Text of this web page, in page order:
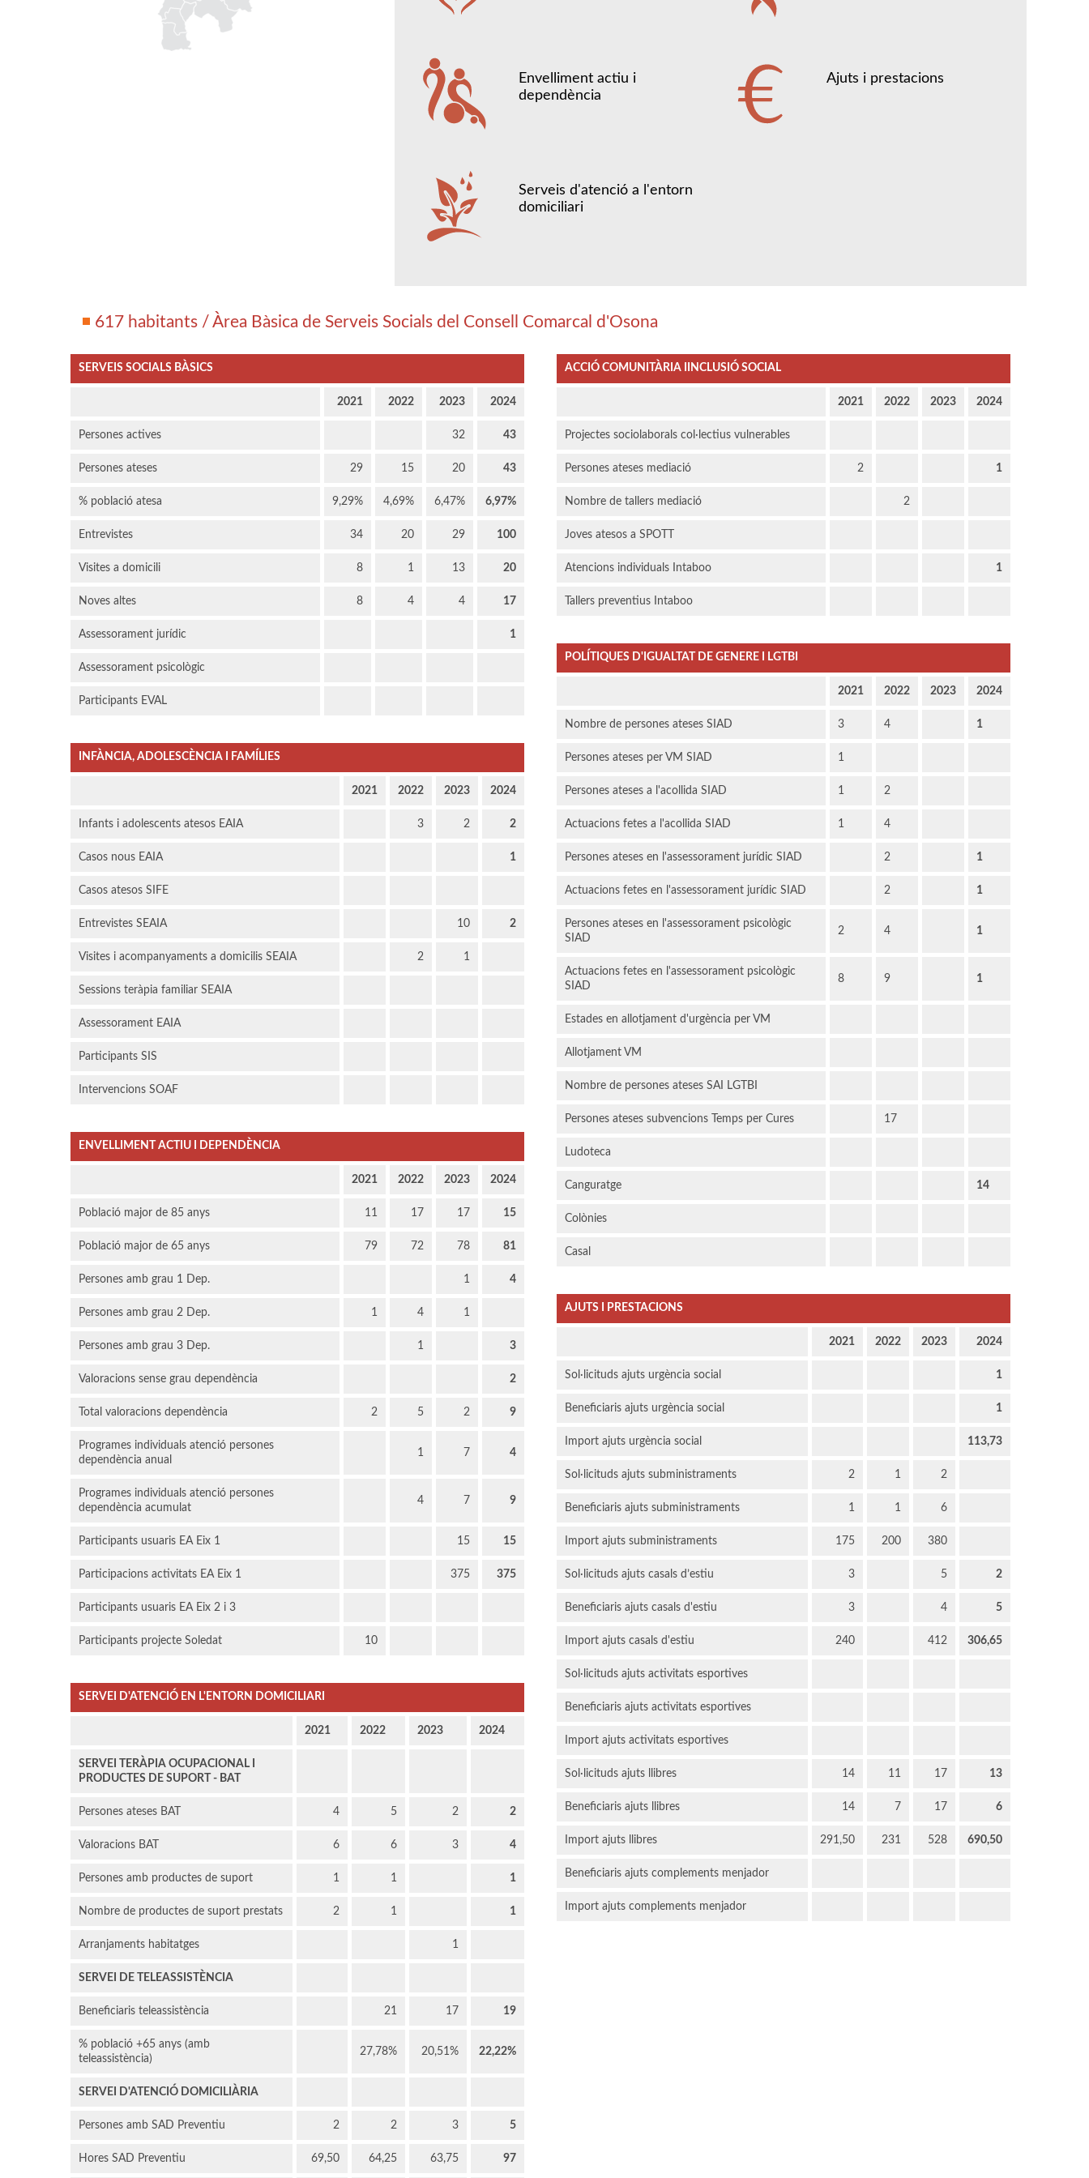
Envelliment actiu i
dependència
Ajuts i prestacions
Serveis d'atenció a l'entorn
domiciliari
617 habitants / Àrea Bàsica de Serveis Socials del Consell Comarcal d'Osona
SERVEIS SOCIALS BÀSICS
2021 2022 2023 2024
Persones actives 32 43
Persones ateses 29 15 20 43
% població atesa 9,29% 4,69% 6,47% 6,97%
Entrevistes 34 20 29 100
Visites a domicili 8 1 13 20
Noves altes 8 4 4 17
Assessorament jurídic 1
Assessorament psicològic
Participants EVAL
INFÀNCIA, ADOLESCÈNCIA I FAMÍLIES
2021 2022 2023 2024
Infants i adolescents atesos EAIA 3 2 2
Casos nous EAIA 1
Casos atesos SIFE
Entrevistes SEAIA 10 2
Visites i acompanyaments a domicilis SEAIA 2 1
Sessions teràpia familiar SEAIA
Assessorament EAIA
Participants SIS
Intervencions SOAF
ENVELLIMENT ACTIU I DEPENDÈNCIA
2021 2022 2023 2024
Població major de 85 anys 11 17 17 15
Població major de 65 anys 79 72 78 81
Persones amb grau 1 Dep. 1 4
Persones amb grau 2 Dep. 1 4 1
Persones amb grau 3 Dep. 1 3
Valoracions sense grau dependència 2
Total valoracions dependència 2 5 2 9
Programes individuals atenció persones
dependència anual
1 7 4
Programes individuals atenció persones
dependència acumulat
4 7 9
Participants usuaris EA Eix 1 15 15
Participacions activitats EA Eix 1 375 375
Participants usuaris EA Eix 2 i 3
Participants projecte Soledat 10
SERVEI D'ATENCIÓ EN L'ENTORN DOMICILIARI
2021 2022 2023 2024
SERVEI TERÀPIA OCUPACIONAL I
PRODUCTES DE SUPORT - BAT
Persones ateses BAT 4 5 2 2
Valoracions BAT 6 6 3 4
Persones amb productes de suport 1 1 1
Nombre de productes de suport prestats 2 1 1
Arranjaments habitatges 1
SERVEI DE TELEASSISTÈNCIA
Beneficiaris teleassistència 21 17 19
% població +65 anys (amb
teleassistència)
27,78% 20,51% 22,22%
SERVEI D'ATENCIÓ DOMICILIÀRIA
Persones amb SAD Preventiu 2 2 3 5
Hores SAD Preventiu 69,50 64,25 63,75 97
ACCIÓ COMUNITÀRIA IINCLUSIÓ SOCIAL
2021 2022 2023 2024
Projectes sociolaborals col·lectius vulnerables
Persones ateses mediació 2 1
Nombre de tallers mediació 2
Joves atesos a SPOTT
Atencions individuals Intaboo 1
Tallers preventius Intaboo
POLÍTIQUES D'IGUALTAT DE GENERE I LGTBI
2021 2022 2023 2024
Nombre de persones ateses SIAD 3 4 1
Persones ateses per VM SIAD 1
Persones ateses a l'acollida SIAD 1 2
Actuacions fetes a l'acollida SIAD 1 4
Persones ateses en l'assessorament jurídic SIAD 2 1
Actuacions fetes en l'assessorament jurídic SIAD 2 1
Persones ateses en l'assessorament psicològic
SIAD
2 4 1
Actuacions fetes en l'assessorament psicològic
SIAD
8 9 1
Estades en allotjament d'urgència per VM
Allotjament VM
Nombre de persones ateses SAI LGTBI
Persones ateses subvencions Temps per Cures 17
Ludoteca
Canguratge 14
Colònies
Casal
AJUTS I PRESTACIONS
2021 2022 2023 2024
Sol·licituds ajuts urgència social 1
Beneficiaris ajuts urgència social 1
Import ajuts urgència social 113,73
Sol·licituds ajuts subministraments 2 1 2
Beneficiaris ajuts subministraments 1 1 6
Import ajuts subministraments 175 200 380
Sol·licituds ajuts casals d’estiu 3 5 2
Beneficiaris ajuts casals d'estiu 3 4 5
Import ajuts casals d'estiu 240 412 306,65
Sol·licituds ajuts activitats esportives
Beneficiaris ajuts activitats esportives
Import ajuts activitats esportives
Sol·licituds ajuts llibres 14 11 17 13
Beneficiaris ajuts llibres 14 7 17 6
Import ajuts llibres 291,50 231 528 690,50
Beneficiaris ajuts complements menjador
Import ajuts complements menjador